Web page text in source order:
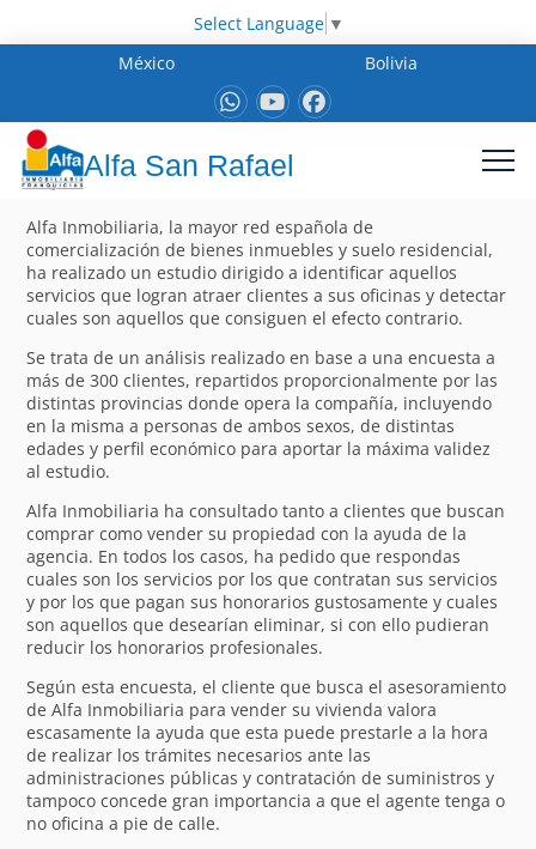
Select Language ▼
México
Bolivia
Alfa San Rafael
Alfa Inmobiliaria, la mayor red española de
comercialización de bienes inmuebles y suelo residencial,
ha realizado un estudio dirigido a identificar aquellos
servicios que logran atraer clientes a sus oficinas y detectar
cuales son aquellos que consiguen el efecto contrario.
Se trata de un análisis realizado en base a una encuesta a
más de 300 clientes, repartidos proporcionalmente por las
distintas provincias donde opera la compañía, incluyendo
en la misma a personas de ambos sexos, de distintas
edades y perfil económico para aportar la máxima validez
al estudio.
Alfa Inmobiliaria ha consultado tanto a clientes que buscan
comprar como vender su propiedad con la ayuda de la
agencia. En todos los casos, ha pedido que respondas
cuales son los servicios por los que contratan sus servicios
y por los que pagan sus honorarios gustosamente y cuales
son aquellos que desearían eliminar, si con ello pudieran
reducir los honorarios profesionales.
Según esta encuesta, el cliente que busca el asesoramiento
de Alfa Inmobiliaria para vender su vivienda valora
escasamente la ayuda que esta puede prestarle a la hora
de realizar los trámites necesarios ante las
administraciones públicas y contratación de suministros y
tampoco concede gran importancia a que el agente tenga o
no oficina a pie de calle.